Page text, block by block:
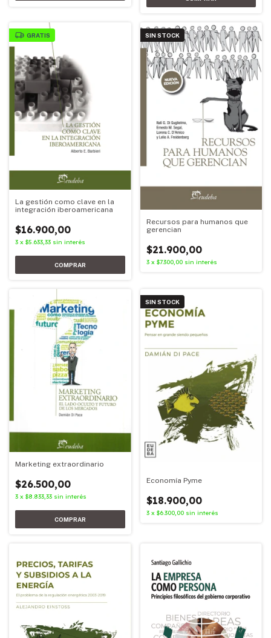
GRATIS
La gestión como clave en la
integración iberoamericana
$16.900,00
3 x $5.633,33 sin interés
SIN STOCK
Recursos para humanos que
gerencian
$21.900,00
3 x $7.300,00 sin interés
Marketing extraordinario
$26.500,00
3 x $8.833,33 sin interés
SIN STOCK
Economía Pyme
$18.900,00
3 x $6.300,00 sin interés